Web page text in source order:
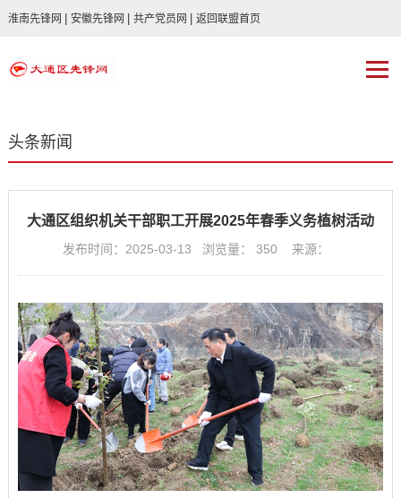
淮南先锋网 安徽先锋网 共产党员网 返回联盟首页
头条新闻
大通区组织机关干部职工开展2025年春季义务植树活动
发布时间：2025-03-13 浏览量： 350 来源：